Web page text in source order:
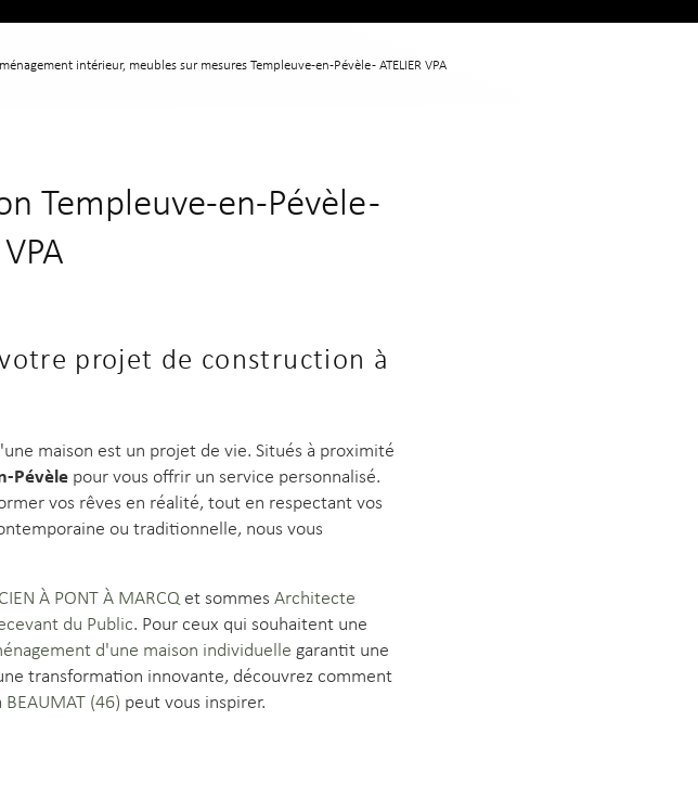
intérieur, meubles sur mesures Templeuve-en-Pévèle - ATELIER VPA
Templeuve-en-Pévèle -
votre projet de construction à
maison est un projet de vie. Situés à proximité
Pévèle pour vous offrir un service personnalisé.
vos rêves en réalité, tout en respectant vos
ou traditionnelle, nous vous
À PONT À MARCQ et sommes Architecte
du Public. Pour ceux qui souhaitent une
d'une maison individuelle garantit une
transformation innovante, découvrez comment
(46) peut vous inspirer.